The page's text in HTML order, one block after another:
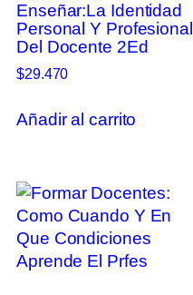
Enseñar:La Identidad
Personal Y Profesional
Del Docente 2Ed
$29.470
Añadir al carrito